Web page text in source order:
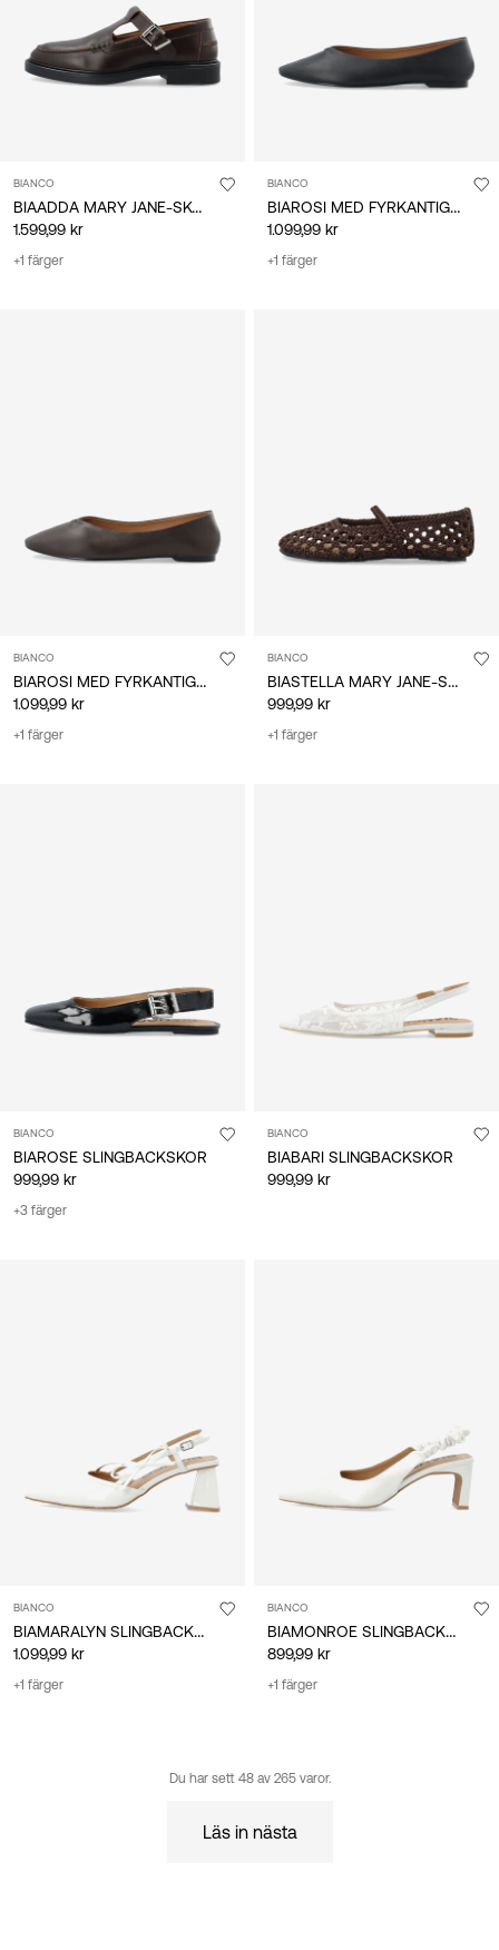
BIANCO
BIAADDA MARY JANE-SKOR
1.599,99 kr
+1 färger
BIANCO
BIAROSI MED FYRKANTIG TÅ BALLERINASKOR
1.099,99 kr
+1 färger
BIANCO
BIAROSI MED FYRKANTIG TÅ BALLERINASKOR
1.099,99 kr
+1 färger
BIANCO
BIASTELLA MARY JANE-SKOR
999,99 kr
+1 färger
BIANCO
BIAROSE SLINGBACKSKOR
999,99 kr
+3 färger
BIANCO
BIABARI SLINGBACKSKOR
999,99 kr
BIANCO
BIAMARALYN SLINGBACKSKOR
1.099,99 kr
+1 färger
BIANCO
BIAMONROE SLINGBACKSKOR
899,99 kr
+1 färger
Du har sett 48 av 265 varor.
Läs in nästa